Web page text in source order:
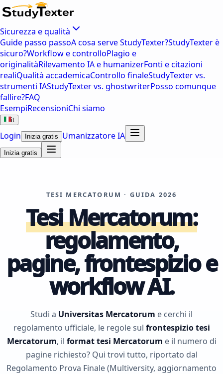
Sicurezza e qualità
Guide passo passoA cosa serve StudyTexter?StudyTexter è
sicuro?Workflow e controlloPlagio e
originalitàRilevamento IA e humanizerFonti e citazioni
realiQualità accademicaControllo finaleStudyTexter vs.
strumenti IAStudyTexter vs. ghostwriterPosso comunque
fallire?FAQ
EsempiRecensioniChi siamo
it
Login Inizia gratis Umanizzatore IA
Inizia gratis
TESI MERCATORUM · GUIDA 2026
Tesi Mercatorum:
regolamento,
pagine, frontespizio e
workflow AI.
Studi a Universitas Mercatorum e cerchi il
regolamento ufficiale, le regole sul frontespizio tesi
Mercatorum, il format tesi Mercatorum e il numero di
pagine richiesto? Qui trovi tutto, riportato dal
Regolamento Prova Finale (Multiversity, aggiornamento